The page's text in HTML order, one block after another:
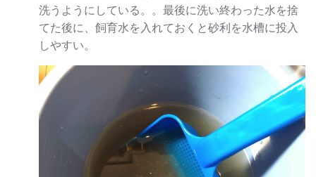
洗うようにしている。。最後に洗い終わった水を捨
てた後に、飼育水を入れておくと砂利を水槽に投入
しやすい。